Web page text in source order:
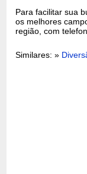
Para facilitar sua
os melhores
região, com
Similares: »